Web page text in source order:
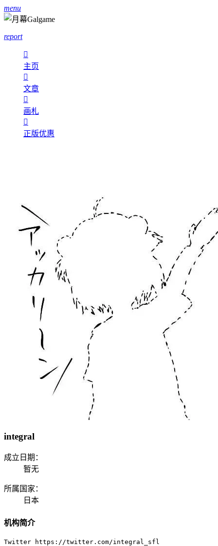
menu
report

主页

文章

画札

正版优惠
integral
成立日期：
暂无
所属国家：
日本
机构简介
Twitter https://twitter.com/integral_sfl